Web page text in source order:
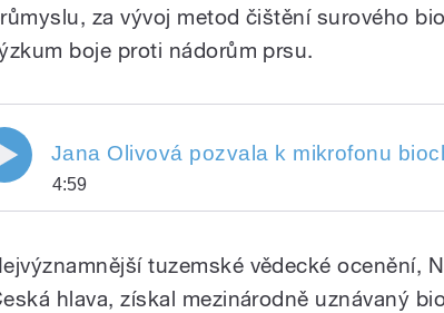
za vývoj metod čištění surového
boje proti nádorům prsu.
Olivová pozvala k mikrofonu
nositele letošní Národní ceny
4:59
tuzemské vědecké ocenění,
hlava, získal mezinárodně uznávaný